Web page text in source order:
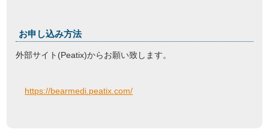
お申し込み方法
外部サイト(Peatix)からお願い致します。
https://bearmedi.peatix.com/